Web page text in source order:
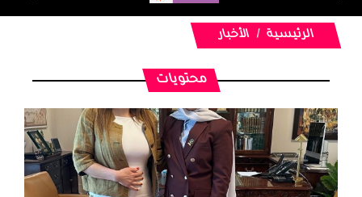
الرئيسية الأخبار
محتويات